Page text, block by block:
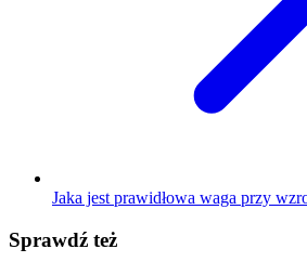
Jaka jest prawidłowa waga przy
Sprawdź też